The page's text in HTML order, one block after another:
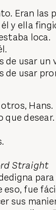
Eran las
y ella
loca.
de usar un
de usar
Hans.
que desear.
Straight
eso, fue
sus